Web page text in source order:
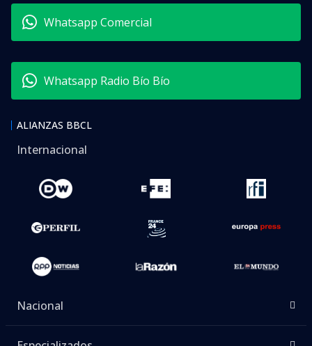
Whatsapp Comercial
Whatsapp Radio Bío Bío
ALIANZAS BBCL
Internacional
Nacional